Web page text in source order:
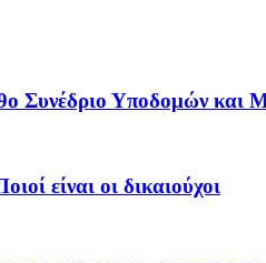
Συνέδριο Υποδομών και
είναι οι δικαιούχοι